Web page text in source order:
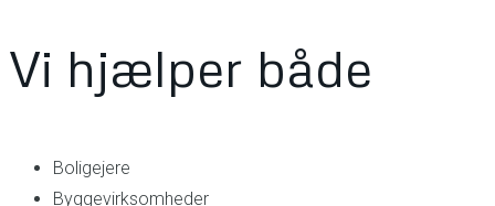
Vi hjælper både
Boligejere
Byggevirksomheder